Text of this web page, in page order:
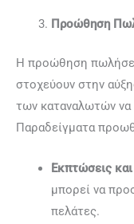
Προώθηση
Η προώθηση
στοχεύουν στην
των καταναλωτών να
Παραδείγματα
Εκπτώσεις
μπορεί να
πελάτες.